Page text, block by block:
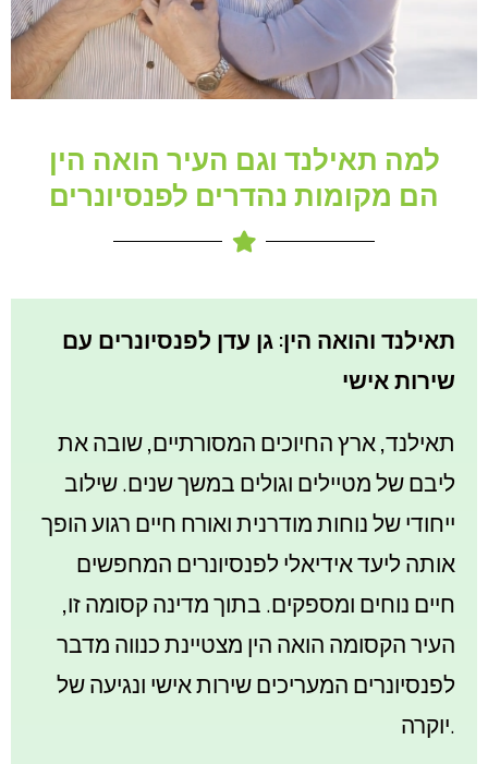
למה תאילנד וגם העיר הואה הין
הם מקומות נהדרים לפנסיונרים
תאילנד והואה הין: גן עדן לפנסיונרים עם
שירות אישי
תאילנד, ארץ החיוכים המסורתיים, שובה את
ליבם של מטיילים וגולים במשך שנים. שילוב
ייחודי של נוחות מודרנית ואורח חיים רגוע הופך
אותה ליעד אידיאלי לפנסיונרים המחפשים
חיים נוחים ומספקים. בתוך מדינה קסומה זו,
העיר הקסומה הואה הין מצטיינת כנווה מדבר
לפנסיונרים המעריכים שירות אישי ונגיעה של
יוקרה.